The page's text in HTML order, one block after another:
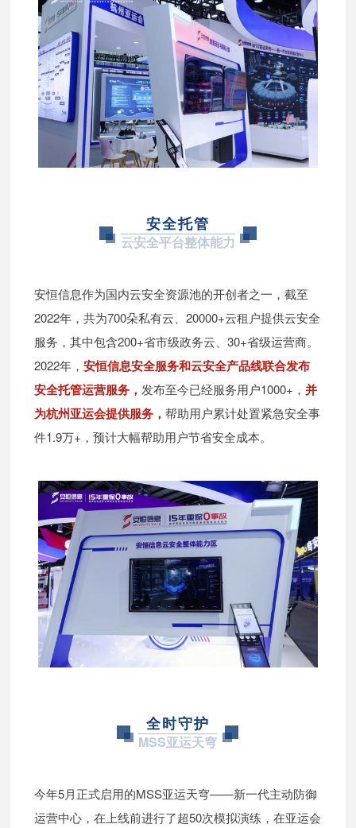
安全托管
云安全平台整体能力
安恒信息作为国内云安全资源池的开创者之一，截至
2022年，共为700朵私有云、20000+云租户提供云安全
服务，其中包含200+省市级政务云、30+省级运营商。
2022年，安恒信息安全服务和云安全产品线联合发布
安全托管运营服务，发布至今已经服务用户1000+，并
为杭州亚运会提供服务，帮助用户累计处置紧急安全事
件1.9万+，预计大幅帮助用户节省安全成本。
全时守护
MSS亚运天穹
今年5月正式启用的MSS亚运天穹——新一代主动防御
运营中心，在上线前进行了超50次模拟演练，在亚运会